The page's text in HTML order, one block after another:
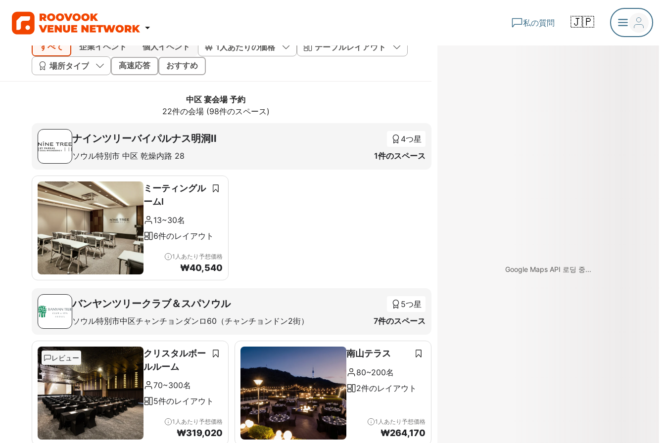
私の質問 🇯🇵
すべて 企業イベント 個人イベント 1人あたりの価格
テーブルレイアウト
場所タイプ
高速応答 おすすめ
中区 宴会場 予約
22件の会場 (98件のスペース)
ナインツリーバイパルナス明洞II
ソウル特別市 中区 乾燥内路 28
4つ星
1件のスペース
ミーティングル
ームI
13~30名
6件のレイアウト
1人あたり予想価格
₩40,540
バンヤンツリークラブ＆スパソウル
ソウル特別市中区チャンチョンダンロ60（チャンチョンドン2街）
5つ星
7件のスペース
レビュー
クリスタルボー
ルルーム
70~300名
5件のレイアウト
1人あたり予想価格
₩319,020
南山テラス
80~200名
2件のレイアウト
1人あたり予想価格
₩264,170
Google Maps API 로딩 중...